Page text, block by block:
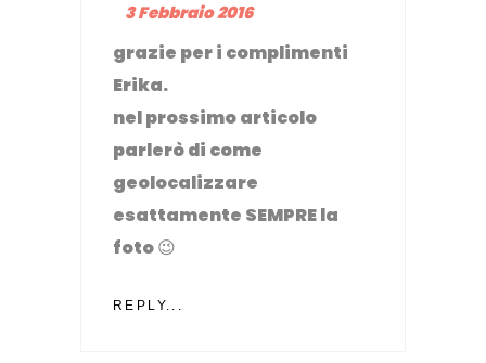
3 Febbraio 2016
grazie per i complimenti
Erika.
nel prossimo articolo
parlerò di come
geolocalizzare
esattamente SEMPRE la
foto 😉
REPLY...